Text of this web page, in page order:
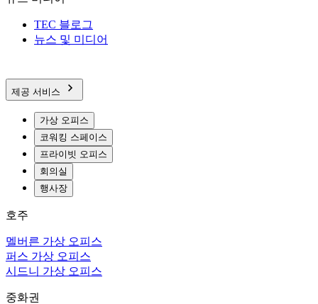
TEC 블로그
뉴스 및 미디어
제공 서비스
가상 오피스
코워킹 스페이스
프라이빗 오피스
회의실
행사장
호주
멜버른 가상 오피스
퍼스 가상 오피스
시드니 가상 오피스
중화권